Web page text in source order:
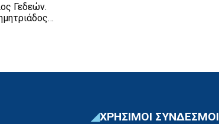
Γεδεών.
και
ΧΡΗΣΙΜΟΙ ΣΥΝΔΕΣΜΟΙ